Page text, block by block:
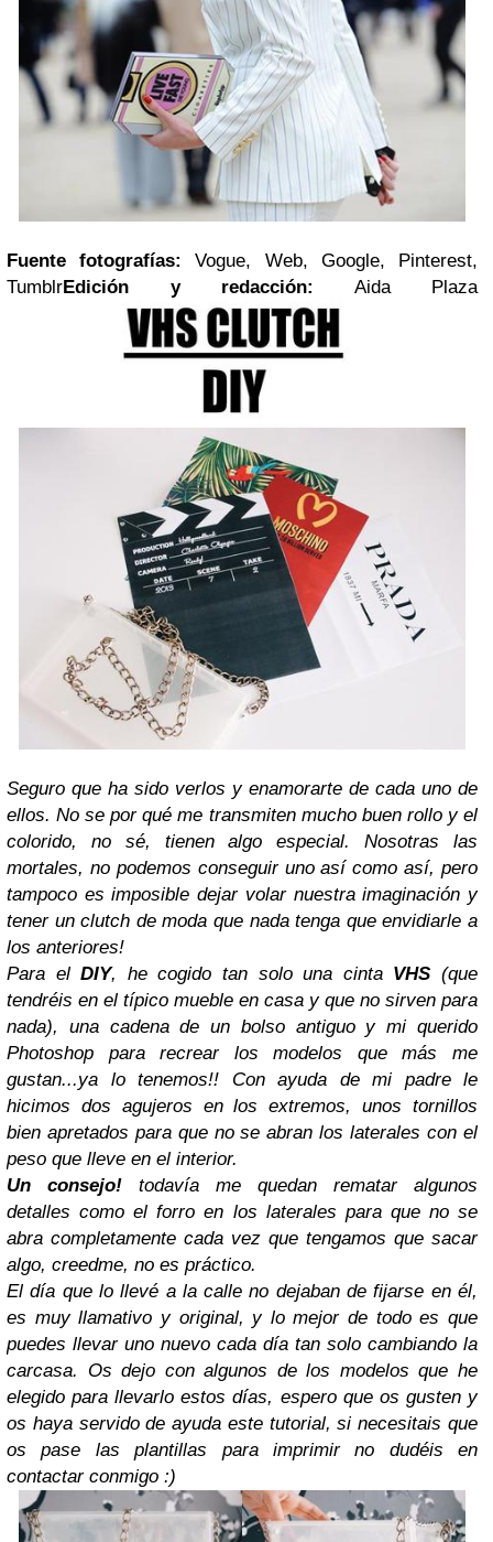
Fuente fotografías:
Vogue, Web, Google, Pinterest,
TumblrEdición y redacción: Aida Plaza
Seguro que ha sido verlos y enamorarte de cada uno de
ellos. No se por qué me transmiten mucho buen rollo y el
colorido, no sé, tienen algo especial. Nosotras las
mortales, no podemos conseguir uno así como así, pero
tampoco es imposible dejar volar nuestra imaginación y
tener un clutch de moda que nada tenga que envidiarle a
los anteriores!
Para elDIY, he cogido tan solo una cinta VHS (que
tendréis en el típico mueble en casa y que no sirven para
nada), una cadena de un bolso antiguo y mi querido
Photoshop para recrear los modelos que más me
gustan...ya lo tenemos!! Con ayuda de mi padre le
hicimos dos agujeros en los extremos, unos tornillos
bien apretados para que no se abran los laterales con el
peso que lleve en el interior.
Un consejo! todavía me quedan rematar algunos
detalles como el forro en los laterales para que no se
abra completamente cada vez que tengamos que sacar
algo, creedme, no es práctico.
El día que lo llevé a la calle no dejaban de fijarse en él,
es muy llamativo y original, y lo mejor de todo es que
puedes llevar uno nuevo cada día tan solo cambiando la
carcasa. Os dejo con algunos de los modelos que he
elegido para llevarlo estos días, espero que os gusten y
os haya servido de ayuda este tutorial, si necesitais que
os pase las plantillas para imprimir no dudéis en
contactar conmigo :)